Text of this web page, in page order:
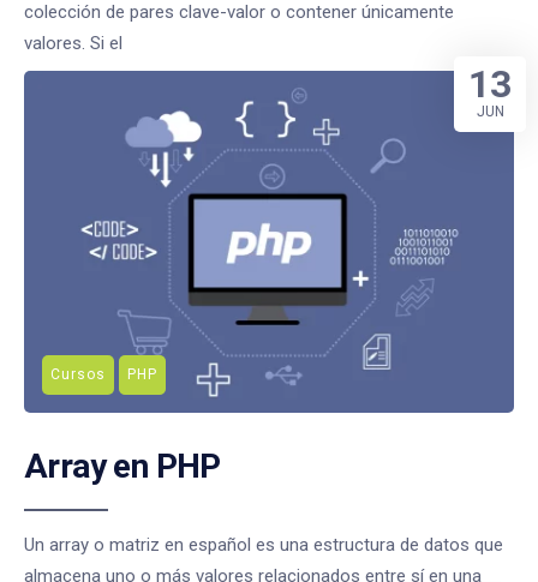
colección de pares clave-valor o contener únicamente
valores. Si el
Cursos PHP
Array en PHP
Un array o matriz en español es una estructura de datos que
almacena uno o más valores relacionados entre sí en una
13
JUN